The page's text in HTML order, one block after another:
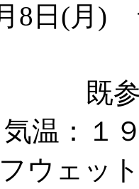
日(月)
既
温：１
ウェッ